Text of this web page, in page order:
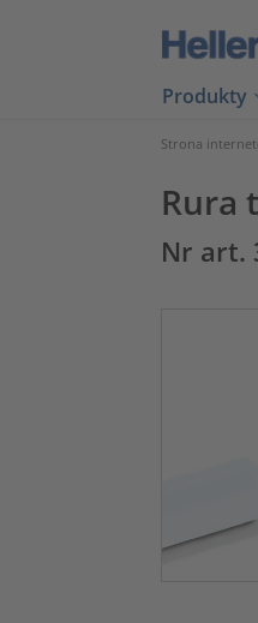
Produkty
Strona
Rura
Nr art.